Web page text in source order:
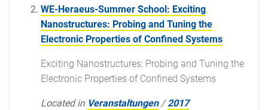
WE-Heraeus-Summer School: Exciting
Nanostructures: Probing and Tuning the
Electronic Properties of Confined Systems
Exciting Nanostructures: Probing and Tuning the
Electronic Properties of Confined Systems
Located in Veranstaltungen /2017